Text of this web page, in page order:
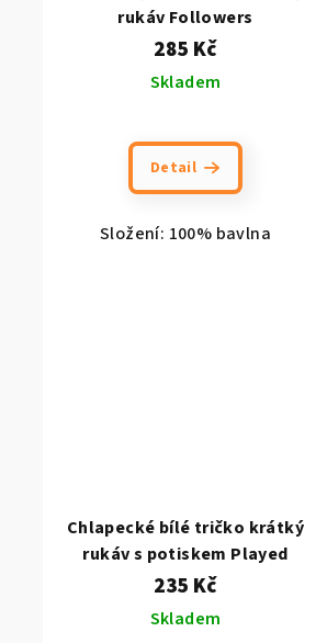
rukáv Followers
285 Kč
Skladem
Detail
Složení: 100% bavlna
Chlapecké bílé tričko krátký
rukáv s potiskem Played
235 Kč
Skladem